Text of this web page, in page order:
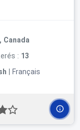
Canada
: 13
| Français